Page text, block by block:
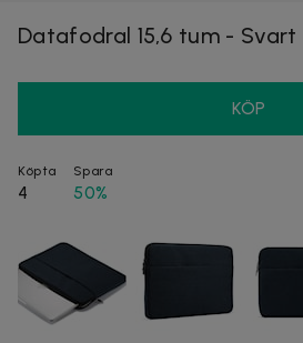
Datafodral 15,6 tum - Svart
KÖP
Köpta
4
Spara
50%